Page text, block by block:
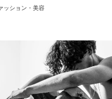
ッション・美容